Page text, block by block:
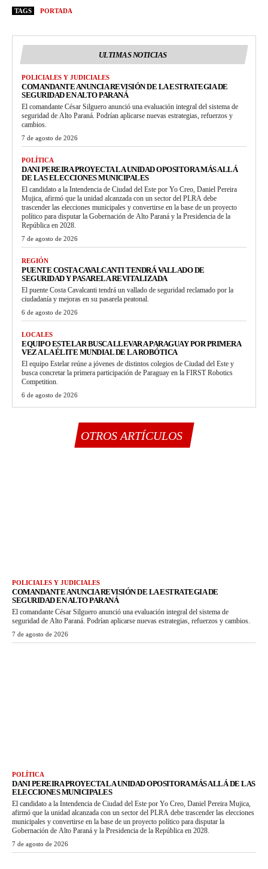
TAGS PORTADA
ULTIMAS NOTICIAS
POLICIALES Y JUDICIALES
COMANDANTE ANUNCIA REVISIÓN DE LA ESTRATEGIA DE
SEGURIDAD EN ALTO PARANÁ
El comandante César Silguero anunció una evaluación integral del sistema de
seguridad de Alto Paraná. Podrían aplicarse nuevas estrategias, refuerzos y
cambios.
7 de agosto de 2026
POLÍTICA
DANI PEREIRA PROYECTA LA UNIDAD OPOSITORA MÁS ALLÁ
DE LAS ELECCIONES MUNICIPALES
El candidato a la Intendencia de Ciudad del Este por Yo Creo, Daniel Pereira
Mujica, afirmó que la unidad alcanzada con un sector del PLRA debe
trascender las elecciones municipales y convertirse en la base de un proyecto
político para disputar la Gobernación de Alto Paraná y la Presidencia de la
República en 2028.
7 de agosto de 2026
REGIÓN
PUENTE COSTA CAVALCANTI TENDRÁ VALLADO DE
SEGURIDAD Y PASARELA REVITALIZADA
El puente Costa Cavalcanti tendrá un vallado de seguridad reclamado por la
ciudadanía y mejoras en su pasarela peatonal.
6 de agosto de 2026
LOCALES
EQUIPO ESTELAR BUSCA LLEVAR A PARAGUAY POR PRIMERA
VEZ A LA ÉLITE MUNDIAL DE LA ROBÓTICA
El equipo Estelar reúne a jóvenes de distintos colegios de Ciudad del Este y
busca concretar la primera participación de Paraguay en la FIRST Robotics
Competition.
6 de agosto de 2026
OTROS ARTÍCULOS
POLICIALES Y JUDICIALES
COMANDANTE ANUNCIA REVISIÓN DE LA ESTRATEGIA DE
SEGURIDAD EN ALTO PARANÁ
El comandante César Silguero anunció una evaluación integral del sistema de
seguridad de Alto Paraná. Podrían aplicarse nuevas estrategias, refuerzos y cambios.
7 de agosto de 2026
POLÍTICA
DANI PEREIRA PROYECTA LA UNIDAD OPOSITORA MÁS ALLÁ DE LAS
ELECCIONES MUNICIPALES
El candidato a la Intendencia de Ciudad del Este por Yo Creo, Daniel Pereira Mujica,
afirmó que la unidad alcanzada con un sector del PLRA debe trascender las elecciones
municipales y convertirse en la base de un proyecto político para disputar la
Gobernación de Alto Paraná y la Presidencia de la República en 2028.
7 de agosto de 2026